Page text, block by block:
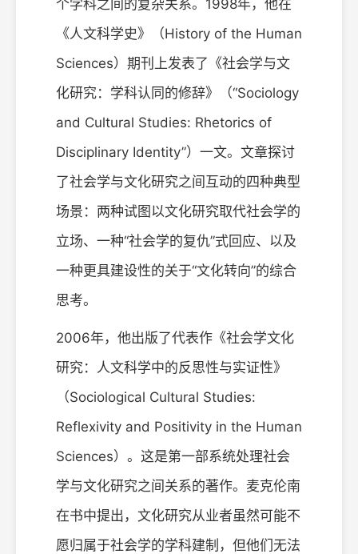
个学科之间的复杂关系。1998年，他在
《人文科学史》（History of the Human
Sciences）期刊上发表了《社会学与文
化研究：学科认同的修辞》（“Sociology
and Cultural Studies: Rhetorics of
Disciplinary Identity”）一文。文章探讨
了社会学与文化研究之间互动的四种典型
场景：两种试图以文化研究取代社会学的
立场、一种“社会学的复仇”式回应、以及
一种更具建设性的关于“文化转向”的综合
思考。
2006年，他出版了代表作《社会学文化
研究：人文科学中的反思性与实证性》
（Sociological Cultural Studies:
Reflexivity and Positivity in the Human
Sciences）。这是第一部系统处理社会
学与文化研究之间关系的著作。麦克伦南
在书中提出，文化研究从业者虽然可能不
愿归属于社会学的学科建制，但他们无法